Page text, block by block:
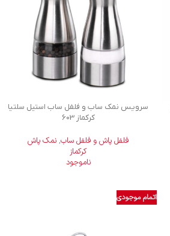
سرویس نمک ساب و فلفل ساب استیل سلتیا
کرکماز 603
فلفل پاش و فلفل ساب, نمک پاش
کرکماز
ناموجود
اتمام موجودی